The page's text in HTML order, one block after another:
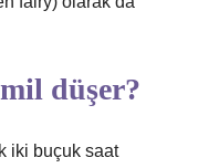
düşer?
iki buçuk saat